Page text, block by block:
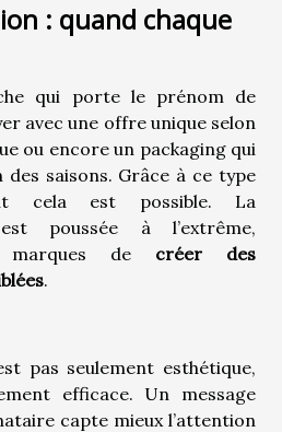
: quand chaque
qui porte le prénom de
avec une offre unique selon
ou encore un packaging qui
saisons. Grâce à ce type
cela est possible. La
poussée à l’extrême,
marques de créer des
.
pas seulement esthétique,
efficace. Un message
capte mieux l’attention